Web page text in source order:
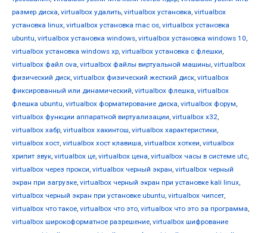
размер диска, virtualbox удалить, virtualbox установка, virtualbox
установка linux, virtualbox установка mac os, virtualbox установка
ubuntu, virtualbox установка windows, virtualbox установка windows 10,
virtualbox установка windows xp, virtualbox установка с флешки,
virtualbox файл ova, virtualbox файлы виртуальной машины, virtualbox
физический диск, virtualbox физический жесткий диск, virtualbox
фиксированный или динамический, virtualbox флешка, virtualbox
флешка ubuntu, virtualbox форматирование диска, virtualbox форум,
virtualbox функции аппаратной виртуализации, virtualbox х32,
virtualbox хабр, virtualbox хакинтош, virtualbox характеристики,
virtualbox хост, virtualbox хост клавиша, virtualbox хоткеи, virtualbox
хрипит звук, virtualbox це, virtualbox цена, virtualbox часы в системе utc,
virtualbox через прокси, virtualbox черный экран, virtualbox черный
экран при загрузке, virtualbox черный экран при установке kali linux,
virtualbox черный экран при установке ubuntu, virtualbox чипсет,
virtualbox что такое, virtualbox что это, virtualbox что это за программа,
virtualbox широкоформатное разрешение, virtualbox шифрование